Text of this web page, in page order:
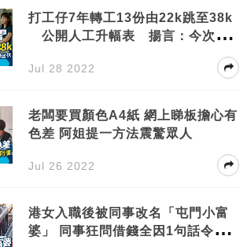
打工仔7年轉工13份由22k跳至38k
公開人工升幅表 揚言：今次要
Jul 28 2022
老闆要買顏色A4紙 網上睇板擔心有
色差 阿姐提一方法震驚眾人
Jul 26 2022
港女入職後被同事改名「屯門小富
婆」 同事狂問借錢全因1句話令人